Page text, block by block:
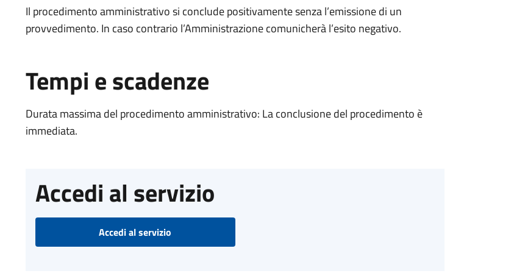
Il procedimento amministrativo si conclude positivamente senza l’emissione di un
provvedimento. In caso contrario l’Amministrazione comunicherà l’esito negativo.
Tempi e scadenze
Durata massima del procedimento amministrativo: La conclusione del procedimento è
immediata.
Accedi al servizio
Accedi al servizio